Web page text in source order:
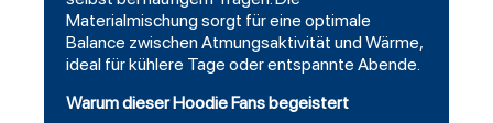
Materialmischung sorgt für eine optimale
Balance zwischen Atmungsaktivität und Wärme,
ideal für kühlere Tage oder entspannte Abende.
Warum dieser Hoodie Fans begeistert